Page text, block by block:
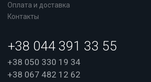
Оплата и доставка
Контакты
+38 044 391 33 55
+38 050 330 19 34
+38 067 482 12 62